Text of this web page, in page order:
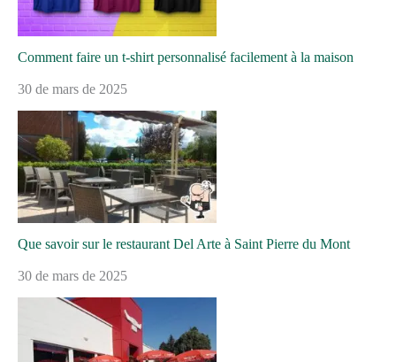
Comment faire un t-shirt personnalisé facilement à la maison
30 de mars de 2025
Que savoir sur le restaurant Del Arte à Saint Pierre du Mont
30 de mars de 2025